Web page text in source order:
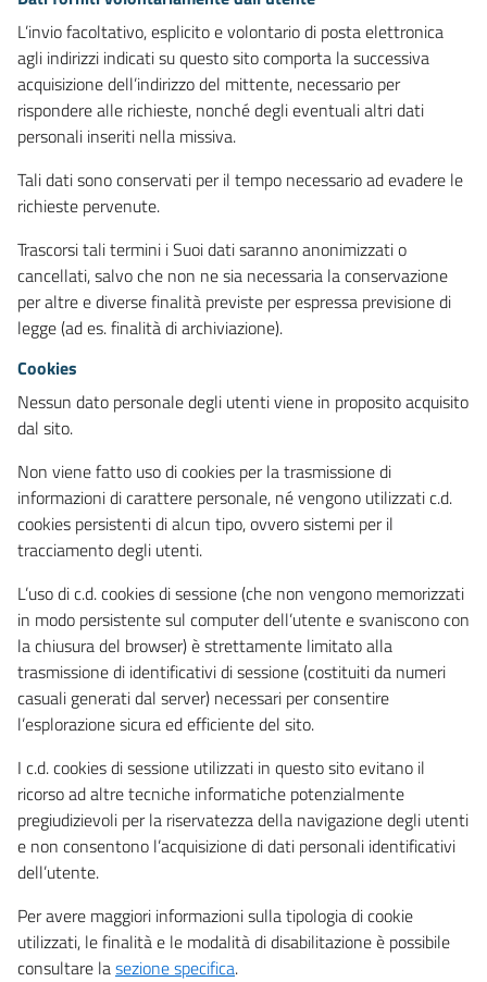
L’invio facoltativo, esplicito e volontario di posta elettronica
agli indirizzi indicati su questo sito comporta la successiva
acquisizione dell’indirizzo del mittente, necessario per
rispondere alle richieste, nonché degli eventuali altri dati
personali inseriti nella missiva.
Tali dati sono conservati per il tempo necessario ad evadere le
richieste pervenute.
Trascorsi tali termini i Suoi dati saranno anonimizzati o
cancellati, salvo che non ne sia necessaria la conservazione
per altre e diverse finalità previste per espressa previsione di
legge (ad es. finalità di archiviazione).
Cookies
Nessun dato personale degli utenti viene in proposito acquisito
dal sito.
Non viene fatto uso di cookies per la trasmissione di
informazioni di carattere personale, né vengono utilizzati c.d.
cookies persistenti di alcun tipo, ovvero sistemi per il
tracciamento degli utenti.
L’uso di c.d. cookies di sessione (che non vengono memorizzati
in modo persistente sul computer dell’utente e svaniscono con
la chiusura del browser) è strettamente limitato alla
trasmissione di identificativi di sessione (costituiti da numeri
casuali generati dal server) necessari per consentire
l’esplorazione sicura ed efficiente del sito.
I c.d. cookies di sessione utilizzati in questo sito evitano il
ricorso ad altre tecniche informatiche potenzialmente
pregiudizievoli per la riservatezza della navigazione degli utenti
e non consentono l’acquisizione di dati personali identificativi
dell’utente.
Per avere maggiori informazioni sulla tipologia di cookie
utilizzati, le finalità e le modalità di disabilitazione è possibile
consultare lasezione specifica.